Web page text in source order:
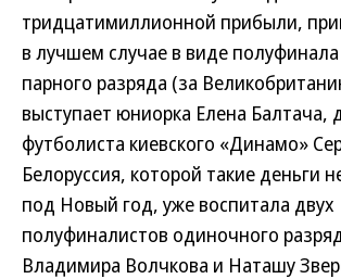
тридцатимиллионной прибыли,
в лучшем случае в виде
парного разряда (за
выступает юниорка Елена Балтача,
футболиста киевского «Динамо»
Белоруссия, которой такие деньги
под Новый год, уже воспитала двух
полуфиналистов одиночного
Владимира Волчкова и Наташу